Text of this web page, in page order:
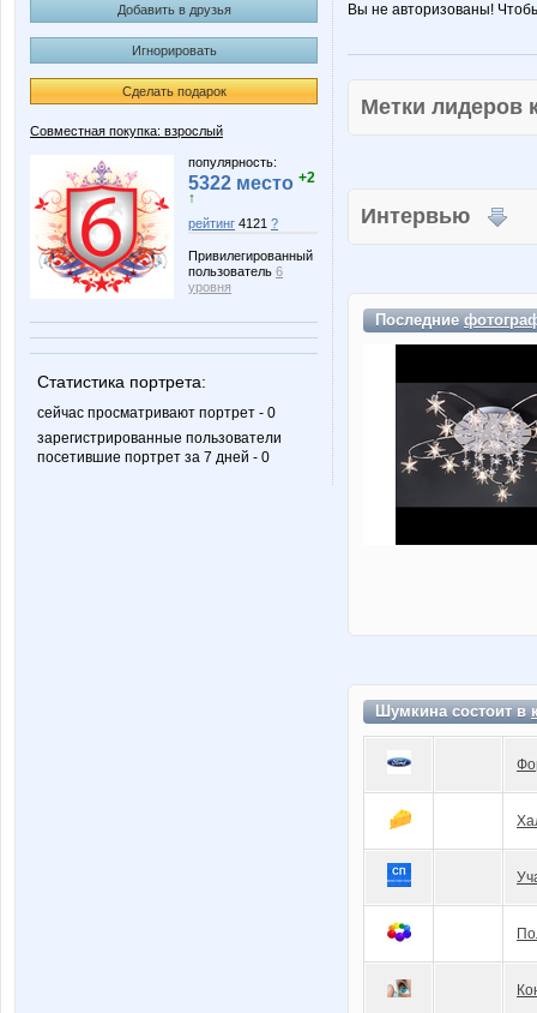
Добавить в друзья
Игнорировать
Сделать подарок
Совместная покупка: взрослый
популярность:
5322 место +2
↑
рейтинг 4121 ?
Привилегированный
пользователь 6
уровня
Статистика портрета:
сейчас просматривают портрет - 0
зарегистрированные пользователи
посетившие портрет за 7 дней - 0
Вы не авторизованы!
Метки
Интервью
Последние
Шумкина состоит в